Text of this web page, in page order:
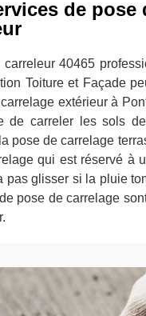
de pose
carreleur 40465
Toiture et Façade
extérieur à
de carreler les sols
pose de carrelage
qui est réservé à
pas glisser si la pluie
pose de carrelage